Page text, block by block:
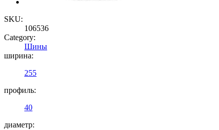
SKU:
106536
Category:
Шины
ширина:
255
профиль:
40
диаметр: